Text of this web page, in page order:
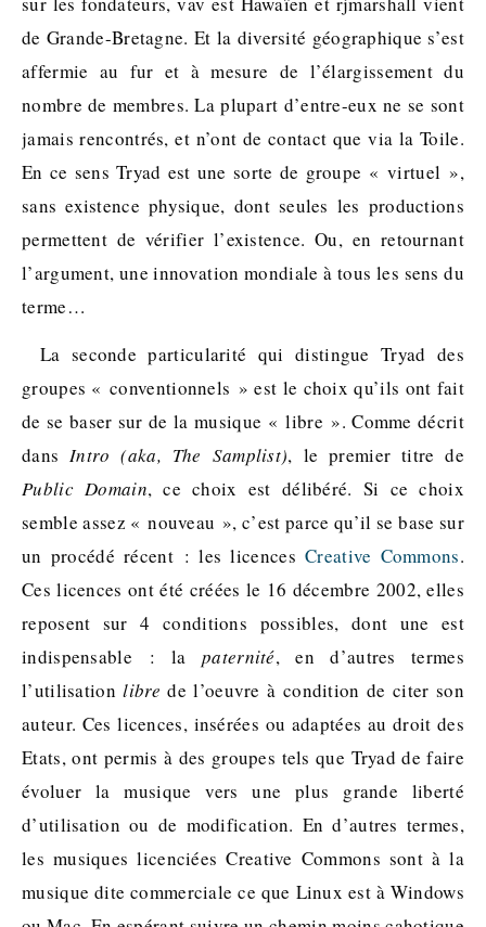
de Grande-Bretagne. Et la diversité géographique s’est
affermie au fur et à mesure de l’élargissement du
nombre de membres. La plupart d’entre-eux ne se sont
jamais rencontrés, et n’ont de contact que via la Toile.
En ce sens Tryad est une sorte de groupe « virtuel »,
sans existence physique, dont seules les productions
permettent de vérifier l’existence. Ou, en retournant
l’argument, une innovation mondiale à tous les sens du
terme…
La seconde particularité qui distingue Tryad des
groupes « conventionnels » est le choix qu’ils ont fait
de se baser sur de la musique « libre ». Comme décrit
dansIntro (aka, The Samplist), le premier titre de
Public Domain, ce choix est délibéré. Si ce choix
semble assez « nouveau », c’est parce qu’il se base sur
un procédé récent : les licencesCreative Commons.
Ces licences ont été créées le 16 décembre 2002, elles
reposent sur 4 conditions possibles, dont une est
indispensable : la paternité, en d’autres termes
l’utilisationlibre de l’oeuvre à condition de citer son
auteur. Ces licences, insérées ou adaptées au droit des
Etats, ont permis à des groupes tels que Tryad de faire
évoluer la musique vers une plus grande liberté
d’utilisation ou de modification. En d’autres termes,
les musiques licenciées Creative Commons sont à la
musique dite commerciale ce que Linux est à Windows